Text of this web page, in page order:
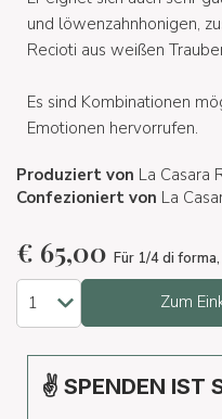
und löwenzahnhonigen,
Recioti aus weißen
Es sind Kombinationen
Emotionen hervorrufen.
Produziert von La Casara
Confezioniert von La
€ 65,00 Für 1/4 di forma,
Zum
✌ SPENDEN IST